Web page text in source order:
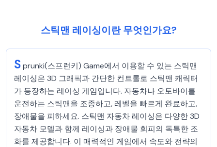
스틱맨 레이싱이란 무엇인가요?
Sprunki(스프런키) Game에서 이용할 수 있는 스틱맨
레이싱은 3D 그래픽과 간단한 컨트롤로 스틱맨 캐릭터
가 등장하는 레이싱 게임입니다. 자동차나 오토바이를
운전하는 스틱맨을 조종하고, 레벨을 빠르게 완료하고,
장애물을 피하세요. 스틱맨 자동차 레이싱은 다양한 3D
자동차 모델과 함께 레이싱과 장애물 회피의 독특한 조
화를 제공합니다. 이 매력적인 게임에서 속도와 전략의